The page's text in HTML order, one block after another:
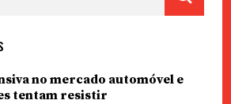
no mercado automóvel e
tentam resistir